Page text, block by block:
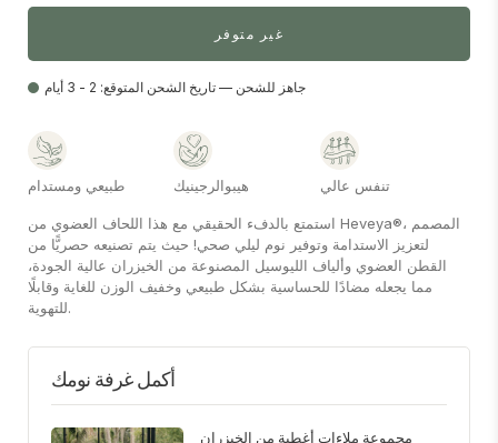
غير متوفر
جاهز للشحن — تاريخ الشحن المتوقع: 2 - 3 أيام
طبيعي ومستدام هيبوالرجينيك تنفس عالي
استمتع بالدفء الحقيقي مع هذا اللحاف العضوي من Heveya®، المصمم
لتعزيز الاستدامة وتوفير نوم ليلي صحي! حيث يتم تصنيعه حصريًّا من
القطن العضوي وألياف الليوسيل المصنوعة من الخيزران عالية الجودة،
مما يجعله مضادًا للحساسية بشكل طبيعي وخفيف الوزن للغاية وقابلًا
للتهوية.
أكمل غرفة نومك
مجموعة ملاءات أغطية من الخيزران